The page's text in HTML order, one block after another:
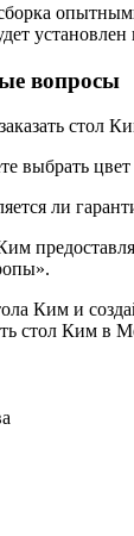
вопросы
стол
выбрать цвет
ли
Ким и
стол Ким в